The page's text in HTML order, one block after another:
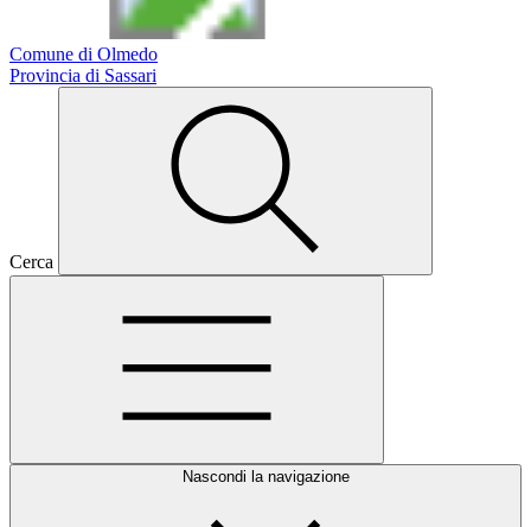
Comune di Olmedo
Provincia di Sassari
Cerca
Nascondi la navigazione